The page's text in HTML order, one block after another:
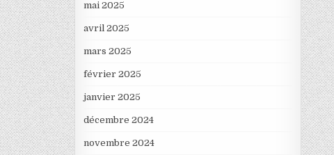
mai 2025
avril 2025
mars 2025
février 2025
janvier 2025
décembre 2024
novembre 2024